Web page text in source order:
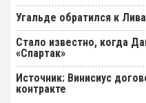
Угальде обратился к
Стало известно, когда
«Спартак»
Источник: Винисиус
контракте